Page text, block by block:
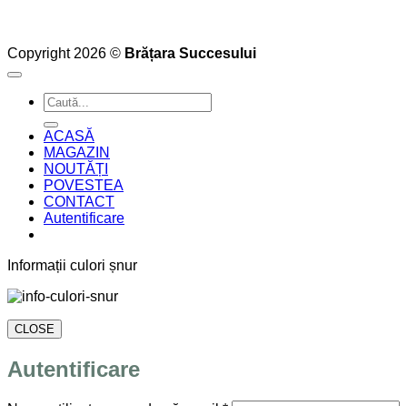
Copyright 2026 © Brățara Succesului
Caută
după:
ACASĂ
MAGAZIN
NOUTĂȚI
POVESTEA
CONTACT
Autentificare
Informații culori șnur
CLOSE
Autentificare